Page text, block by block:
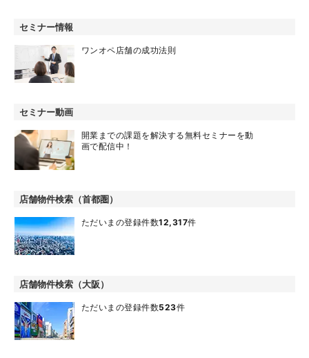
セミナー情報
ワンオペ店舗の成功法則
セミナー動画
開業までの課題を解決する無料セミナーを動
画で配信中！
店舗物件検索（首都圏）
ただいまの登録件数12,317件
店舗物件検索（大阪）
ただいまの登録件数523件